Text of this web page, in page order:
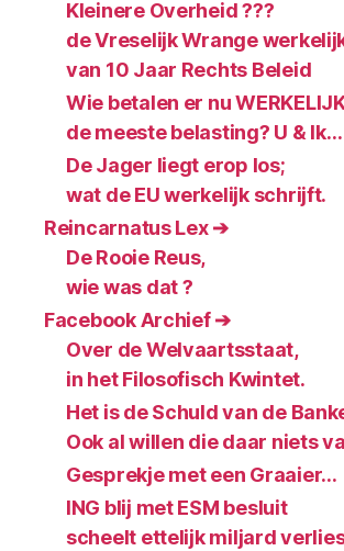
Kleinere Overheid ???
de Vreselijk Wrange
van 10 Jaar Rechts Beleid
Wie betalen er nu
de meeste belasting? U & Ik…
De Jager liegt erop los;
wat de EU werkelijk schrijft.
Reincarnatus Lex ➔
De Rooie Reus,
wie was dat ?
Facebook Archief ➔
Over de Welvaartsstaat,
in het Filosofisch Kwintet.
Het is de Schuld van de
Ook al willen die daar niets
Gesprekje met een Graaier…
ING blij met ESM besluit
scheelt ettelijk miljard